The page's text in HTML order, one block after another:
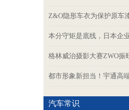
Z&O隐形车衣为保护原车
本分守矩是底线，日本企
格林威治摄影大赛ZWO振
都市形象新担当！宇通高
汽车常识